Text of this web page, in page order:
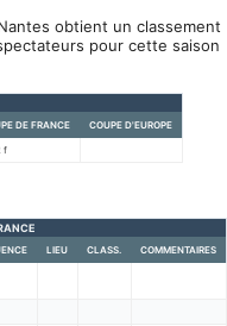
obtient un classement
pour cette saison
DE FRANCE COUPE D'EUROPE
f
LIEU CLASS. COMMENTAIRES